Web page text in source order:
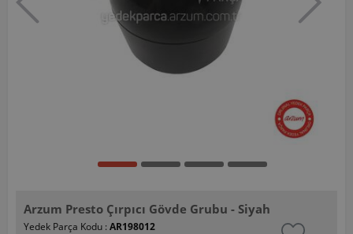
Arzum Presto Çırpıcı Gövde Grubu - Siyah
Yedek Parça Kodu : AR198012